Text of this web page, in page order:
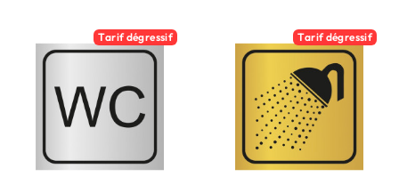
Tarif dégressif Tarif dégressif